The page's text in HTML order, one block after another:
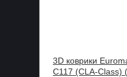
3D коврики
C117 (CLA-Class)